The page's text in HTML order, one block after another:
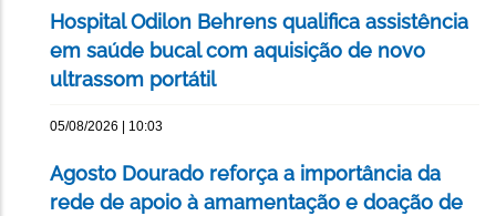
Hospital Odilon Behrens qualifica assistência
em saúde bucal com aquisição de novo
ultrassom portátil
05/08/2026 | 10:03
Agosto Dourado reforça a importância da
rede de apoio à amamentação e doação de